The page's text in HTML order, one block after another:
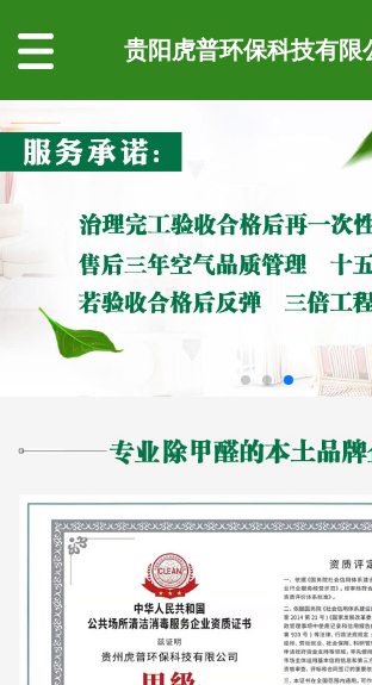
贵阳虎普环保科技有限